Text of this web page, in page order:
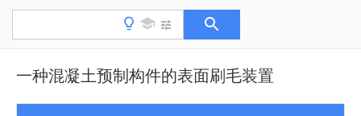
一种混凝土预制构件的表面刷毛装置